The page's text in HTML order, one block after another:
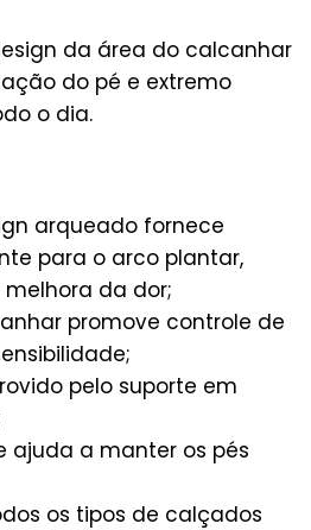
da área do calcanhar
do pé e extremo
o dia.
arqueado fornece
para o arco plantar,
da dor;
promove controle de
pelo suporte em
ajuda a manter os pés
os tipos de calçados